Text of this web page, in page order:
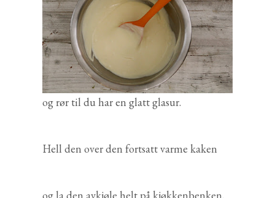
og rør til du har en glatt glasur.
Hell den over den fortsatt varme kaken
og la den avkjøle helt på kjøkkenbenken.